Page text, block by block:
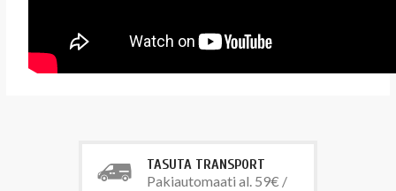
TASUTA TRANSPORT
Pakiautomaati al. 59€ /